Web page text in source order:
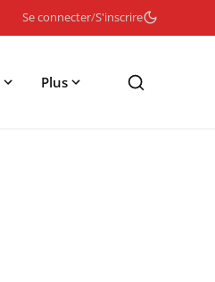
Se connecter/S'inscrire
Plus